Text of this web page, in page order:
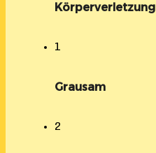
Körperverletzung
1
Grausam
2